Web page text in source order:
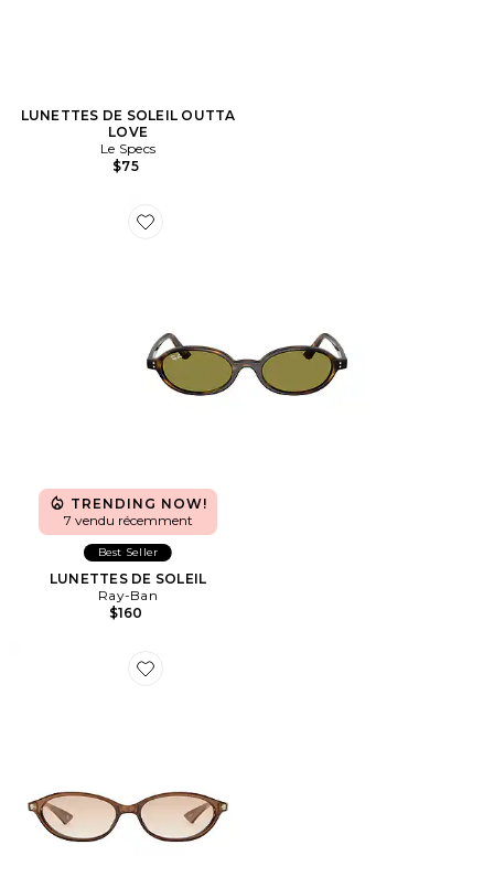
LUNETTES DE SOLEIL OUTTA
LOVE
Le Specs
$75
Favorite LUNETTES DE SOLEIL
TRENDING NOW!
7 vendu récemment
Best Seller
LUNETTES DE SOLEIL
Ray-Ban
$160
Favorite LUNETTES DE SOLEIL DUSKFALL